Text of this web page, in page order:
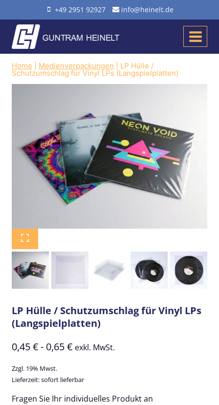
Inhalt
springen
+49 2951 92927 info@heinelt.de
Home Medienverpackungen LP Hülle /
Schutzumschlag für Vinyl LPs (Langspielplatten)
LP Hülle / Schutzumschlag für Vinyl LPs
(Langspielplatten)
0,45€- 0,65€ exkl. MwSt.
Zzgl. 19% Mwst.
Lieferzeit: sofort lieferbar
Fragen Sie Ihr individuelles Produkt an